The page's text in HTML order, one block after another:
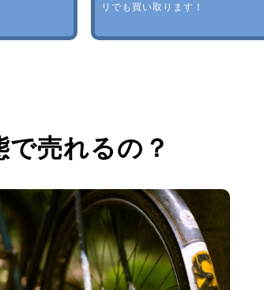
リでも買い取ります！
で売れるの？